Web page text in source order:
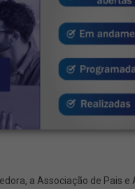
a Associação de Pais e